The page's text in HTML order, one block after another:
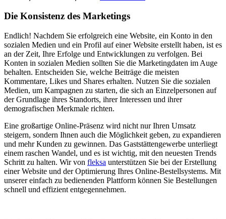
Die Konsistenz des Marketings
Endlich! Nachdem Sie erfolgreich eine Website, ein Konto in den
sozialen Medien und ein Profil auf einer Website erstellt haben, ist es
an der Zeit, Ihre Erfolge und Entwicklungen zu verfolgen. Bei
Konten in sozialen Medien sollten Sie die Marketingdaten im Auge
behalten. Entscheiden Sie, welche Beiträge die meisten
Kommentare, Likes und Shares erhalten. Nutzen Sie die sozialen
Medien, um Kampagnen zu starten, die sich an Einzelpersonen auf
der Grundlage ihres Standorts, ihrer Interessen und ihrer
demografischen Merkmale richten.
Eine großartige Online-Präsenz wird nicht nur Ihren Umsatz
steigern, sondern Ihnen auch die Möglichkeit geben, zu expandieren
und mehr Kunden zu gewinnen. Das Gaststättengewerbe unterliegt
einem raschen Wandel, und es ist wichtig, mit den neuesten Trends
Schritt zu halten. Wir von fleksa unterstützen Sie bei der Erstellung
einer Website und der Optimierung Ihres Online-Bestellsystems. Mit
unserer einfach zu bedienenden Plattform können Sie Bestellungen
schnell und effizient entgegennehmen.